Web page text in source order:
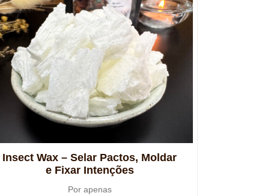
Insect Wax – Selar Pactos, Moldar
e Fixar Intenções
Por apenas